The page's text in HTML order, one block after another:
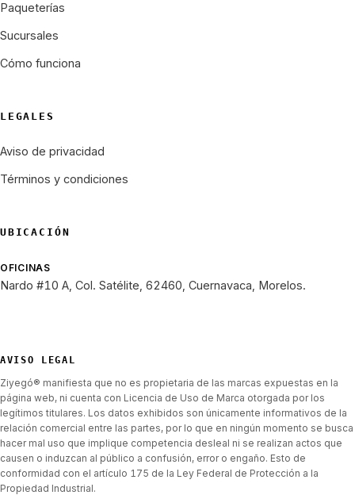
Paqueterías
Sucursales
Cómo funciona
LEGALES
Aviso de privacidad
Términos y condiciones
UBICACIÓN
OFICINAS
Nardo #10 A, Col. Satélite, 62460, Cuernavaca, Morelos.
AVISO LEGAL
Ziyegó® manifiesta que no es propietaria de las marcas expuestas en la
página web, ni cuenta con Licencia de Uso de Marca otorgada por los
legítimos titulares. Los datos exhibidos son únicamente informativos de la
relación comercial entre las partes, por lo que en ningún momento se busca
hacer mal uso que implique competencia desleal ni se realizan actos que
causen o induzcan al público a confusión, error o engaño. Esto de
conformidad con el artículo 175 de la Ley Federal de Protección a la
Propiedad Industrial.